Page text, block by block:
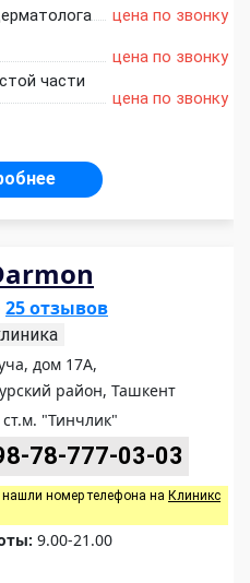
цена по звонку
цена по звонку
части
цена по звонку
25 отзывов
дом 17А,
район, Ташкент
ст.м. "Тинчлик"
78-777-03-03
нашли номер телефона на Клиникс
9.00-21.00